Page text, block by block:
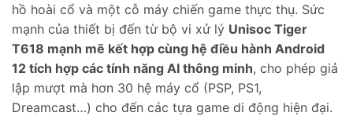
hồ hoài cổ và một cỗ máy chiến game thực thụ. Sức
mạnh của thiết bị đến từ bộ vi xử lý Unisoc Tiger
T618 mạnh mẽ kết hợp cùng hệ điều hành Android
12 tích hợp các tính năng AI thông minh, cho phép giả
lập mượt mà hơn 30 hệ máy cổ (PSP, PS1,
Dreamcast…) cho đến các tựa game di động hiện đại.